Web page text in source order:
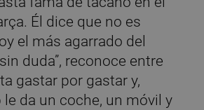
Él dice que no es
el más agarrado del
duda”, reconoce entre
gastar por gastar y,
le da un coche, un móvil y